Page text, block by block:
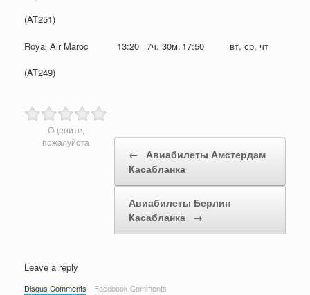
(AT251)
Royal Air Maroc
(AT249)
13:20 7ч. 30м. 17:50 вт, ср, чт
Оцените,
пожалуйста
Post navigation
← Авиабилеты Амстердам
Касабланка
Авиабилеты Берлин
Касабланка →
Leave a reply
Disqus Comments Facebook Comments